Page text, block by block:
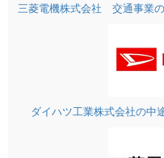
三菱電機株式会社 交通事業の
ダイハツ工業株式会社の中